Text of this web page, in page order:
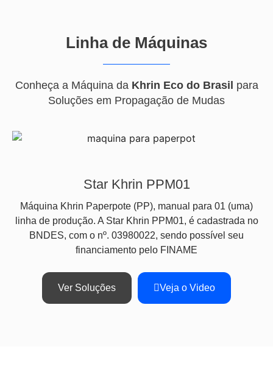
Linha de Máquinas
Conheça a Máquina da Khrin Eco do Brasil para
Soluções em Propagação de Mudas
Star Khrin PPM01
Máquina Khrin Paperpote (PP), manual para 01 (uma)
linha de produção. A Star Khrin PPM01, é cadastrada no
BNDES, com o nº. 03980022, sendo possível seu
financiamento pelo FINAME
Ver Soluções Veja o Video